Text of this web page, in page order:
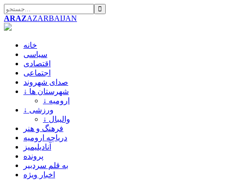
ARAZAZARBAIJAN
خانه
سیاسی
اقتصادی
اجتماعی
صدای شهروند
↓ شهرستان ها
↓ ارومیه
↓ ورزشی
↓ والیبال
فرهنگ و هنر
دریاچه ارومیه
آنادیلیمیز
پرونده
به قلم سردبیر
اخبار ویژه